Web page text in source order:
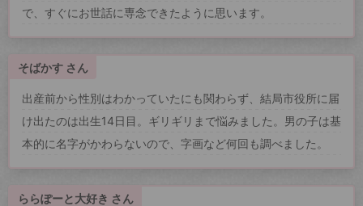
で、すぐにお世話に専念できたように思います。
そばかす さん
出産前から性別はわかっていたにも関わらず、結局市役所に届
け出たのは出生14日目。ギリギリまで悩みました。男の子は基
本的に名字がかわらないので、字画など何回も調べました。
ららぽーと大好き さん